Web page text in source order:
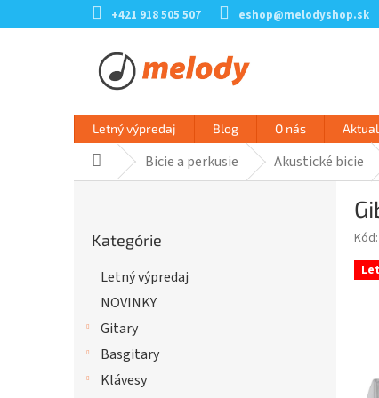
na
+421 918 505 507 eshop@melodyshop.sk
Letný výpredaj Blog O nás
DomovBicie a perkusie Akustické bicie
kategórie
Kategórie
Letný výpredaj
NOVINKY
Gitary
Basgitary
Klávesy
Kód: